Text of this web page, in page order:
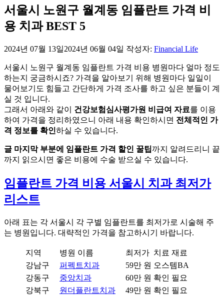
서울시 노원구 월계동 임플란트 가격 비
용 치과 BEST 5
2024년 07월 13일2024년 06월 04일 작성자: Financial Life
서울시 노원구 월계동 임플란트 가격 비용 병원마다 얼마 정도
하는지 궁금하시죠? 가격을 알아보기 위해 병원마다 일일이
물어보기도 힘들고 간단하게 가격 조사를 하고 싶은 분들이 계
실 것 입니다.
그래서 아래와 같이 건강보험심사평가원 비급여 자료를 이용
하여 가격을 정리하였으니 아래 내용 확인하시면 전체적인 가
격 정보를 확인하실 수 있습니다.
글 마지막 부분에 임플란트 가격 할인 꿀팁까지 알려드리니 끝
까지 읽으시면 좋은 비용에 수술 받으실 수 있습니다.
임플란트 가격 비용 서울시 치과 최저가
리스트
아래 표는 각 서울시 각 구별 임플란트를 최저가로 시술해 주
는 병원입니다. 대략적인 가격을 참고하시기 바랍니다.
지역 병원 이름 최저가 치료 재료
강남구
퍼펙트치과 59만 원 오스템BA
강동구
중앙치과 60만 원 확인 필요
강북구
원더플란트치과 49만 원 확인 필요